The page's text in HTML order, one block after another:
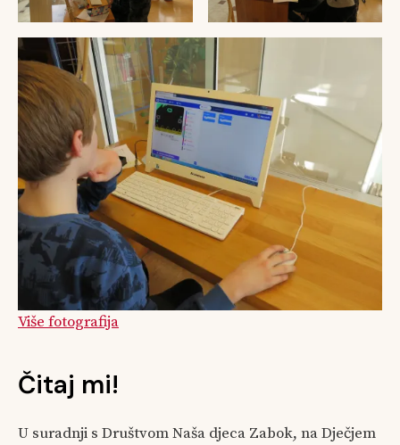
Više fotografija
Čitaj mi!
U suradnji s Društvom Naša djeca Zabok, na Dječjem